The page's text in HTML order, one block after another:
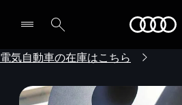
電気自動車の在庫はこちら